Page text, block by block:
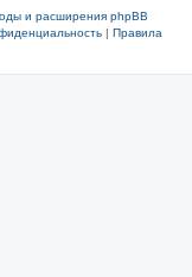
и расширения phpBB
| Правила